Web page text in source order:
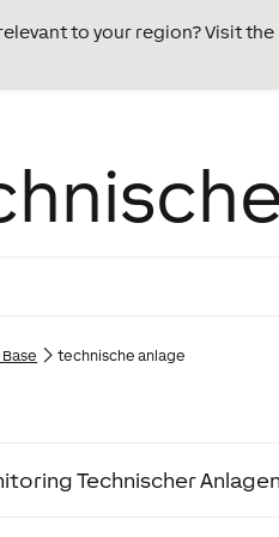
to your region? Visit
technische anlage
Technischer